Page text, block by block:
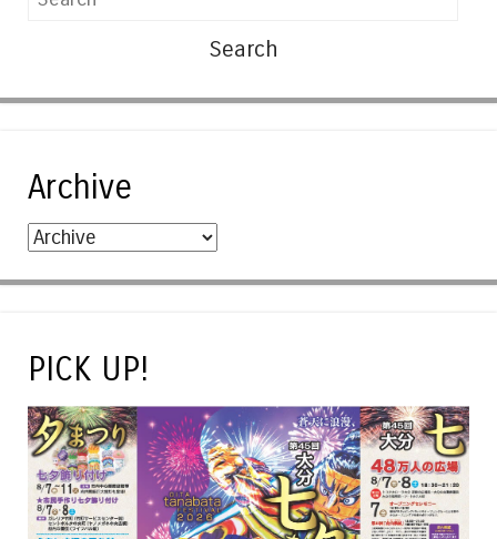
Archive
PICK UP!